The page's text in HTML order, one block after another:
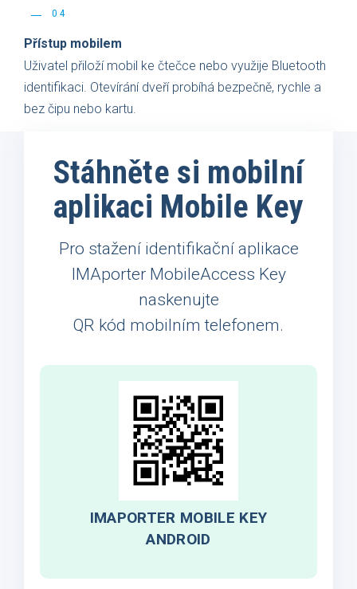
04
Přístup mobilem
Uživatel přiloží mobil ke čtečce nebo využije Bluetooth
identifikaci. Otevírání dveří probíhá bezpečně, rychle a
bez čipu nebo kartu.
Stáhněte si mobilní
aplikaci Mobile Key
Pro stažení identifikační aplikace
IMAporter MobileAccess Key
naskenujte
QR kód mobilním telefonem.
IMAPORTER MOBILE KEY
ANDROID